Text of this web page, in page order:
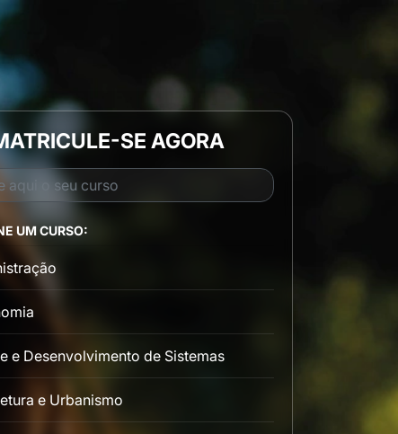
SE AGORA
UM CURSO:
e Desenvolvimento de Sistemas
e Urbanismo